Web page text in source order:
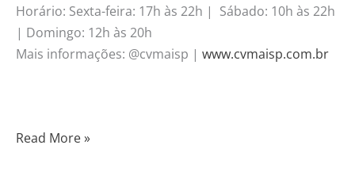
Horário: Sexta-feira: 17h às 22h | Sábado: 10h às 22h
| Domingo: 12h às 20h
Mais informações: @cvmaisp | www.cvmaisp.com.br
Read More »